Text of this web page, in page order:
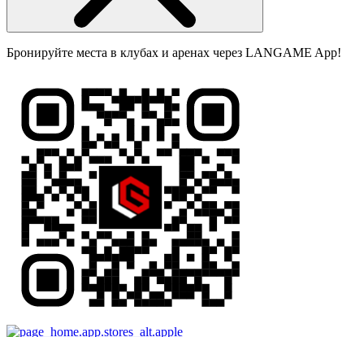
Бронируйте места в клубах и аренах через LANGAME App!